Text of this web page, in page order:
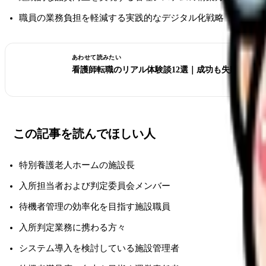
職員の業務負担を軽減する実践的なデジタル化戦略
あわせて読みたい
看護師転職のリアル体験談12選｜成功も失敗も全部
この記事を読んでほしい人
特別養護老人ホームの施設長
入所担当者および判定委員会メンバー
待機者管理の効率化を目指す施設職員
入所判定業務に携わる方々
システム導入を検討している施設管理者